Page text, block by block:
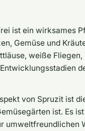
ist ein wirksames
Gemüse und
weiße
von Spruzit ist
ist. Es
umweltfreundlichen